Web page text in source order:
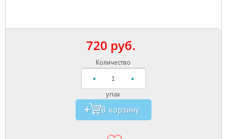
720 руб.
Количество
упак